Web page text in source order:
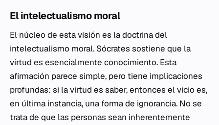
El intelectualismo moral
El núcleo de esta visión es la doctrina del
intelectualismo moral. Sócrates sostiene que la
virtud es esencialmente conocimiento. Esta
afirmación parece simple, pero tiene implicaciones
profundas: si la virtud es saber, entonces el vicio es,
en última instancia, una forma de ignorancia. No se
trata de que las personas sean inherentemente